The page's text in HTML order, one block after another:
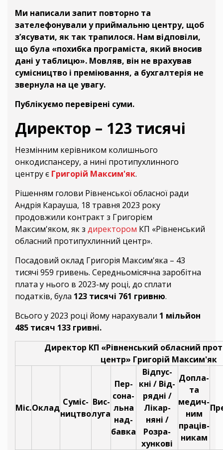
Ми написали запит повторно та
зателефонували у приймальню центру, щоб
з’ясувати, як так трапилося. Нам відповіли,
що була «похибка програміста, який вносив
дані у таблицю». Мовляв, він не врахував
сумісництво і преміювання, а бухгалтерія не
звернула на це увагу.
Публікуємо перевірені суми.
Директор – 123 тисячі
Незмінним керівником колишнього
онкодиспансеру, а нині протипухлинного
центру є Григорій Максим'як.
Рішенням голови Рівненської обласної ради
Андрія Карауша, 18 травня 2023 року
продовжили контракт з Григорієм
Максим'яком, як з директором КП «Рівненський
обласний протипухлинний центр».
Посадовий оклад Григорія Максим'яка – 43
тисячі 959 гривень. Середньомісячна заробітна
плата у нього в 2023-му році, до сплати
податків, була 123 тисячі 761 гривню.
Всього у 2023 році йому нарахували 1 мільйон
485 тисяч 133 гривні.
Директор КП «Рівненський обласний
центр» Григорій Максим'як
Міс.Оклад
Суміс-
ництво
Вис-
луга
Пер-
сона-
льна
над-
бавка
Відпус-
кні / Від-
рядні /
Лікар-
няні /
Розра-
хункові
Допла-
та
медич-
ним
праців-
никам